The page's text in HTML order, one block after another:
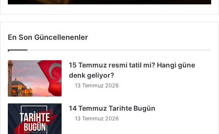
En Son Güncellenenler
15 Temmuz resmi tatil mi? Hangi güne
denk geliyor?
13 Temmuz 2026
14 Temmuz Tarihte Bugün
13 Temmuz 2026